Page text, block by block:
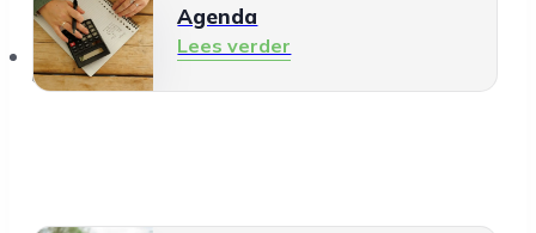
Agenda
Lees verder
Over ons